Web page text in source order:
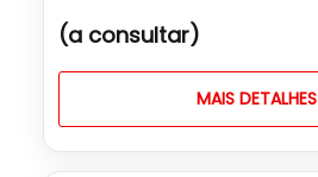
(a consultar)
MAIS DETALHES